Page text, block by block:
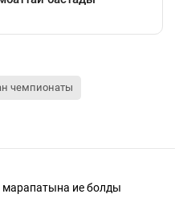
чемпионаты
марапатына ие болды